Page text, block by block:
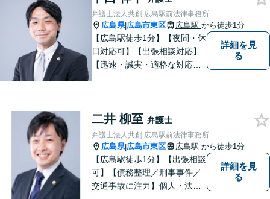
弁護士法人共創 広島駅前法律事務所
広島県|広島市東区 広島駅 から徒歩1分
【広島駅徒歩1分】【夜間・休
日対応可】【出張相談対応】
【迅速・誠実・適格な対応】
重視しています。また、弊事
務所は迅速な対応・回答を最
優先にしています。
詳細を見
る
二井 柳至 弁護士
弁護士法人共創 広島駅前法律事務所
広島県|広島市東区 広島駅 から徒歩1分
【広島駅徒歩1分】【出張相談
可】【債務整理／刑事事件／
交通事故に注力】個人・法人
詳細を見
る